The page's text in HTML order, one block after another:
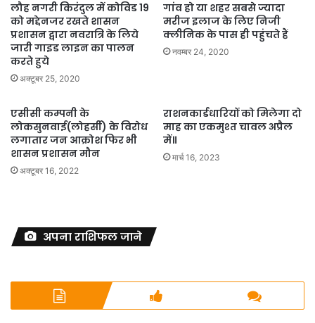
लौह नगरी किरंदुल में कोविड 19
को मद्देनजर रखते शासन
प्रशासन द्वारा नवरात्रि के लिये
जारी गाइड लाइन का पालन
करते हुये
अक्टूबर 25, 2020
गांव हो या शहर सबसे ज्यादा
मरीज इलाज के लिए निजी
क्लीनिक के पास ही पहुंचते हैं
नवम्बर 24, 2020
एसीसी कम्पनी के
लोकसुनवाई(लोहर्सी) के विरोध
लगातार जन आक्रोश फिर भी
शासन प्रशासन मौन
अक्टूबर 16, 2022
राशनकार्डधारियों को मिलेगा दो
माह का एकमुश्त चावल अप्रैल
में॥
मार्च 16, 2023
अपना राशिफल जाने